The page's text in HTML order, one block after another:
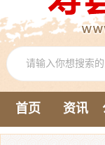
首页 资讯
新媒体